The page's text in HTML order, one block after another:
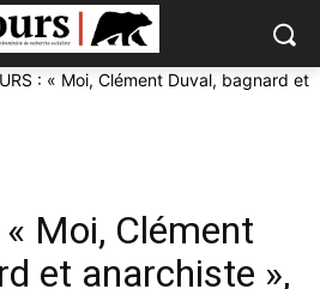
: « Moi, Clément Duval, bagnard et
« Moi, Clément
et anarchiste »,